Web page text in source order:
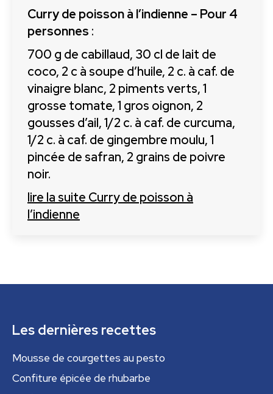
Curry de poisson à l’indienne – Pour 4
personnes :
700 g de cabillaud, 30 cl de lait de
coco, 2 c à soupe d’huile, 2 c. à caf. de
vinaigre blanc, 2 piments verts, 1
grosse tomate, 1 gros oignon, 2
gousses d’ail, 1/2 c. à caf. de curcuma,
1/2 c. à caf. de gingembre moulu, 1
pincée de safran, 2 grains de poivre
noir.
lire la suite Curry de poisson à
l’indienne
Les dernières recettes
Mousse de courgettes au pesto
Confiture épicée de rhubarbe